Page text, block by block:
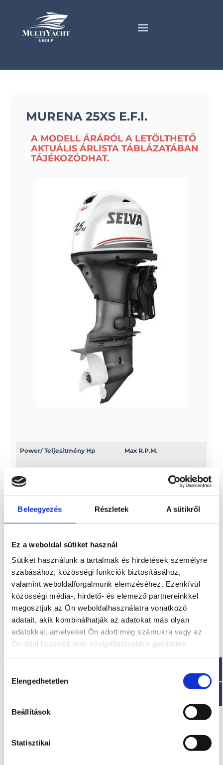
Beleegyezés Részletek A sütikről
Ez a weboldal sütiket használ
Sütiket használunk a tartalmak és hirdetések személyre
szabásához, közösségi funkciók biztosításához,
valamint weboldalforgalmunk elemzéséhez. Ezenkívül
közösségi média-, hirdető- és elemező partnereinkkel
megosztjuk az Ön weboldalhasználatra vonatkozó
adatait, akik kombinálhatják az adatokat más olyan
adatokkal, amelyeket Ön adott meg számukra vagy az
Ön által használt más szolgáltatásokból gyűjtöttek.
kiválasztása
Elengedhetetlen
Beállítások
Statisztikai
MURENA 25XS E.F.I.
A MODELL ÁRÁRÓL A LETÖLTHETŐ
AKTUÁLIS ÁRLISTA TÁBLÁZATÁBAN
TÁJÉKOZÓDHAT.
Power/ Teljesítmény Hp
Power/ Teljesítmény Kw
Max R.P.M.
Swept volume
Visszahívást kérek!